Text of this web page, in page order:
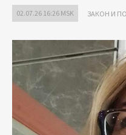
02.07.26 16:26 MSK ЗАКОН И